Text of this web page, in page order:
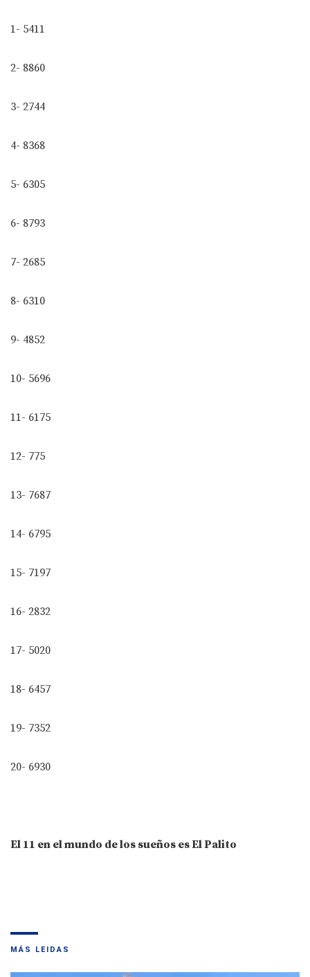
1- 5411
2- 8860
3- 2744
4- 8368
5- 6305
6- 8793
7- 2685
8- 6310
9- 4852
10- 5696
11- 6175
12- 775
13- 7687
14- 6795
15- 7197
16- 2832
17- 5020
18- 6457
19- 7352
20- 6930
El 11 en el mundo de los sueños es El Palito
MÁS LEIDAS